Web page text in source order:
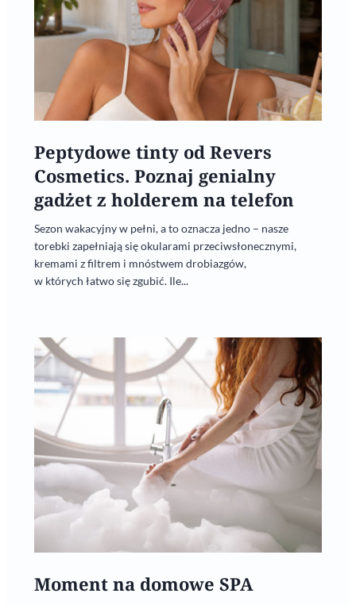
Peptydowe tinty od Revers
Cosmetics. Poznaj genialny
gadżet z holderem na telefon
Sezon wakacyjny w pełni, a to oznacza jedno – nasze
torebki zapełniają się okularami przeciwsłonecznymi,
kremami z filtrem i mnóstwem drobiazgów,
w których łatwo się zgubić. Ile...
Moment na domowe SPA